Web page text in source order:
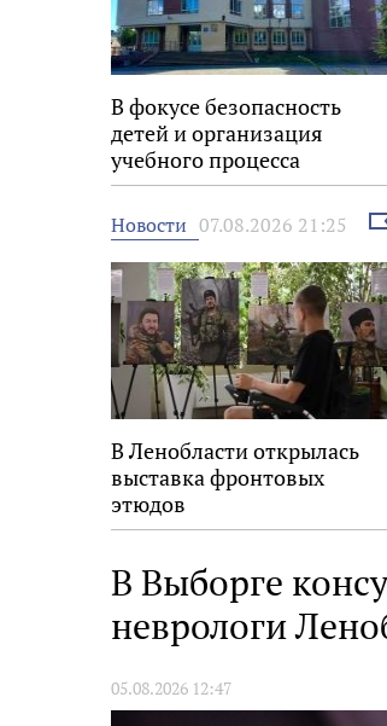
В фокусе безопасность
детей и организация
учебного процесса
Новости 07.08.2026 21:25
В Ленобласти открылась
выставка фронтовых
этюдов
В Выборге
неврологи
05.08.2026 12:47